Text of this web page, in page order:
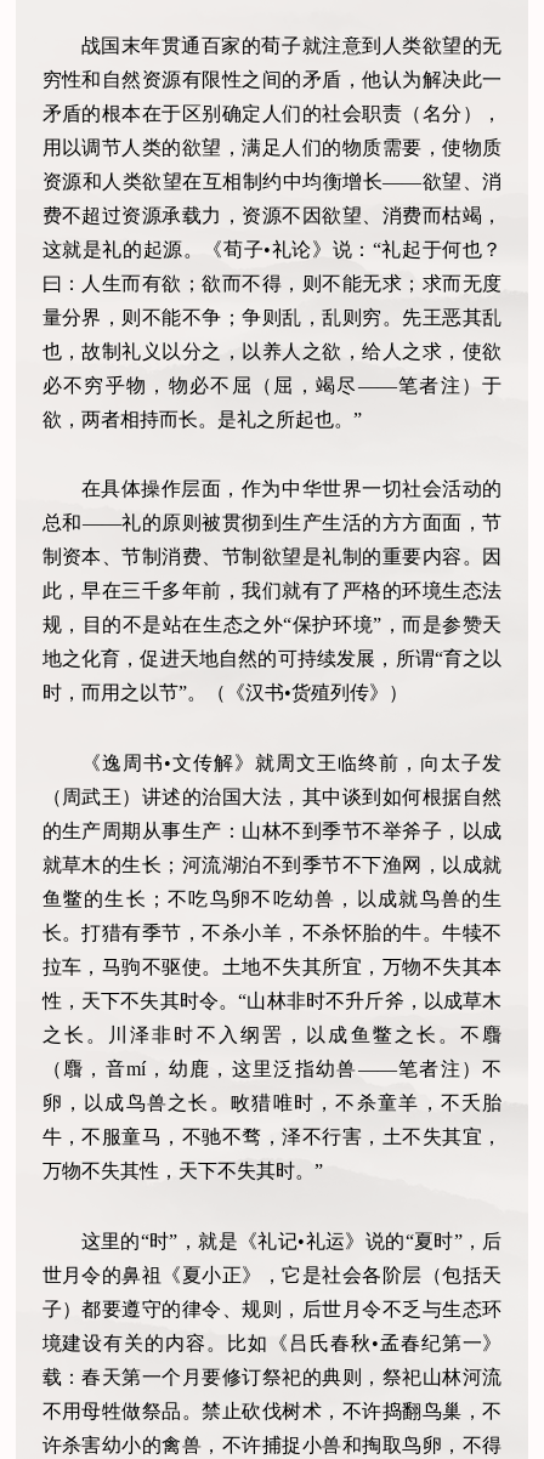
战国末年贯通百家的荀子就注意到人类欲望的无
穷性和自然资源有限性之间的矛盾，他认为解决此一
矛盾的根本在于区别确定人们的社会职责（名分），
用以调节人类的欲望，满足人们的物质需要，使物质
资源和人类欲望在互相制约中均衡增长——欲望、消
费不超过资源承载力，资源不因欲望、消费而枯竭，
这就是礼的起源。《荀子•礼论》说：“礼起于何也？
曰：人生而有欲；欲而不得，则不能无求；求而无度
量分界，则不能不争；争则乱，乱则穷。先王恶其乱
也，故制礼义以分之，以养人之欲，给人之求，使欲
必不穷乎物，物必不屈（屈，竭尽——笔者注）于
欲，两者相持而长。是礼之所起也。”
在具体操作层面，作为中华世界一切社会活动的
总和——礼的原则被贯彻到生产生活的方方面面，节
制资本、节制消费、节制欲望是礼制的重要内容。因
此，早在三千多年前，我们就有了严格的环境生态法
规，目的不是站在生态之外“保护环境”，而是参赞天
地之化育，促进天地自然的可持续发展，所谓“育之以
时，而用之以节”。（《汉书•货殖列传》）
《逸周书•文传解》就周文王临终前，向太子发
（周武王）讲述的治国大法，其中谈到如何根据自然
的生产周期从事生产：山林不到季节不举斧子，以成
就草木的生长；河流湖泊不到季节不下渔网，以成就
鱼鳖的生长；不吃鸟卵不吃幼兽，以成就鸟兽的生
长。打猎有季节，不杀小羊，不杀怀胎的牛。牛犊不
拉车，马驹不驱使。土地不失其所宜，万物不失其本
性，天下不失其时令。“山林非时不升斤斧，以成草木
之长。川泽非时不入纲罟，以成鱼鳖之长。不麛
（麛，音mí，幼鹿，这里泛指幼兽——笔者注）不
卵，以成鸟兽之长。畋猎唯时，不杀童羊，不夭胎
牛，不服童马，不驰不骛，泽不行害，土不失其宜，
万物不失其性，天下不失其时。”
这里的“时”，就是《礼记•礼运》说的“夏时”，后
世月令的鼻祖《夏小正》，它是社会各阶层（包括天
子）都要遵守的律令、规则，后世月令不乏与生态环
境建设有关的内容。比如《吕氏春秋•孟春纪第一》
载：春天第一个月要修订祭祀的典则，祭祀山林河流
不用母牲做祭品。禁止砍伐树术，不许捣翻鸟巢，不
许杀害幼小的禽兽，不许捕捉小兽和掏取鸟卵，不得